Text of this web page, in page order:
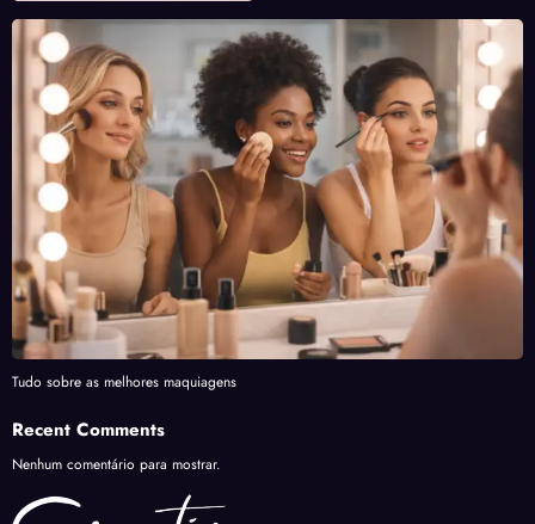
Tudo sobre as melhores maquiagens
Recent Comments
Nenhum comentário para mostrar.